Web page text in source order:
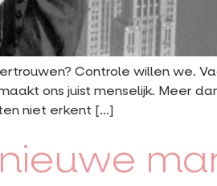
Controle willen we.
ons juist menselijk. Meer
niet erkent […]